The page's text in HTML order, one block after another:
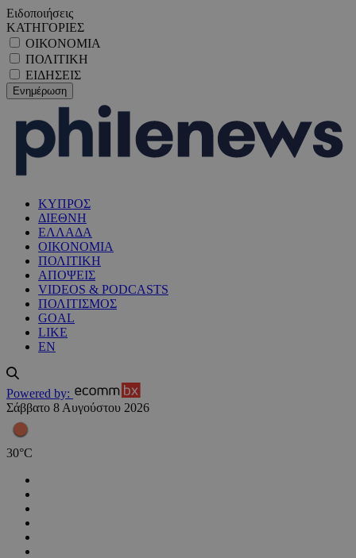
Ειδοποιήσεις
ΚΑΤΗΓΟΡΙΕΣ
ΟΙΚΟΝΟΜΙΑ
ΠΟΛΙΤΙΚΗ
ΕΙΔΗΣΕΙΣ
ΚΥΠΡΟΣ
ΔΙΕΘΝΗ
ΕΛΛΑΔΑ
ΟΙΚΟΝΟΜΙΑ
ΠΟΛΙΤΙΚΗ
ΑΠΟΨΕΙΣ
VIDEOS & PODCASTS
ΠΟΛΙΤΙΣΜΟΣ
GOAL
LIKE
EN
Powered by:
Σάββατο 8 Αυγούστου 2026
30°C